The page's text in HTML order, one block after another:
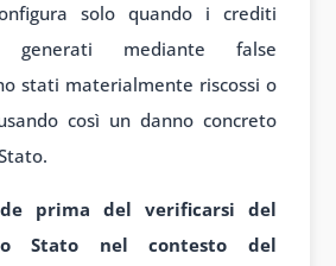
solo quando i crediti
mediante false
stati materialmente riscossi o
così un danno concreto
prima del verificarsi del
Stato nel contesto del